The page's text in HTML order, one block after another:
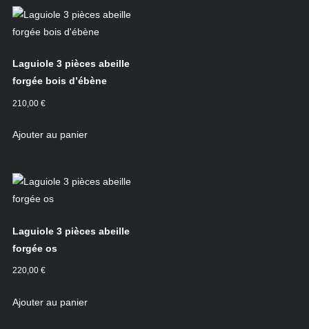
Laguiole 3 pièces abeille
forgée bois d’ébène
210,00 €
Ajouter au panier
Laguiole 3 pièces abeille
forgée os
220,00 €
Ajouter au panier